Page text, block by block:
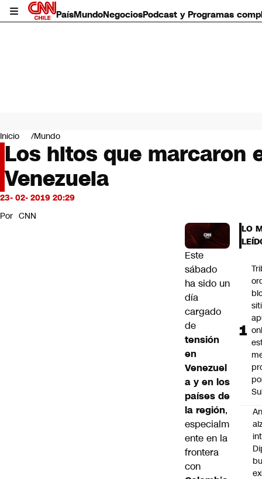
PaísMundoNegociosPodcast y Programas
Mundo
Negocios
Deportes
Programas completos
Cultura
Servicios
Bits
CNN Data
Inicio Mundo
Los hitos que marcaron
Venezuela
23- 02- 2019 20:29
Por CNN
Este
sábado
ha sido un
día
cargado
de
tensión
en
Venezuel
a y en los
países de
la región,
especialm
ente en la
frontera
con
LO